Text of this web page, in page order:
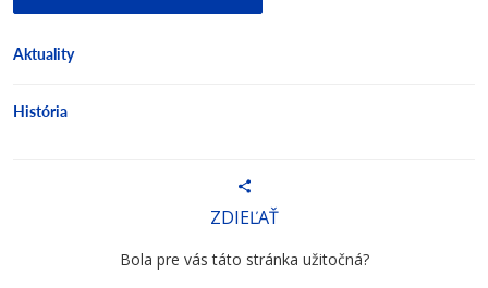
Aktuality
História
ZDIEĽAŤ
Bola pre vás táto stránka užitočná?